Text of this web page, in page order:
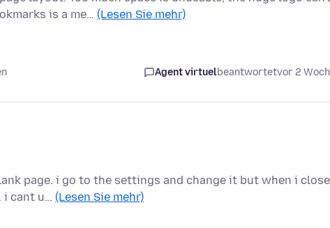
is a me… (Lesen Sie mehr)
Agent virtuelbeantwortetvor 2
page. i go to the settings and change it but when i close
i cant u… (Lesen Sie mehr)